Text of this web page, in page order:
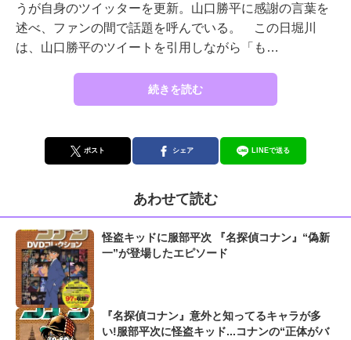
うが自身のツイッターを更新。山口勝平に感謝の言葉を
述べ、ファンの間で話題を呼んでいる。 この日堀川
は、山口勝平のツイートを引用しながら「も…
続きを読む
ポスト シェア LINEで送る
あわせて読む
怪盗キッドに服部平次 『名探偵コナン』“偽新
一”が登場したエピソード
『名探偵コナン』意外と知ってるキャラが多
い!服部平次に怪盗キッド...コナンの“正体がバ